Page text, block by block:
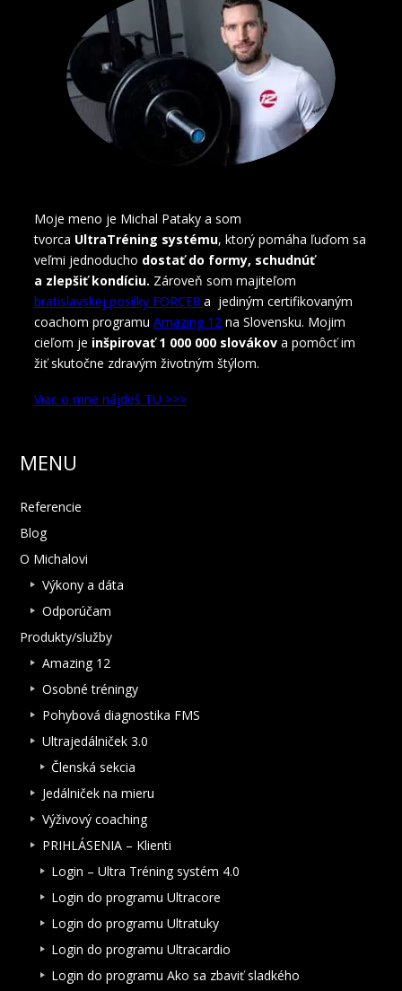
Moje meno je Michal Pataky a som
tvorca UltraTréning systému, ktorý pomáha ľuďom sa
veľmi jednoducho dostať do formy, schudnúť
a zlepšiť kondíciu. Zároveň som majiteľom
bratislavskej posilky FORCE8 a jediným certifikovaným
coachom programu Amazing 12na Slovensku. Mojim
cieľom je inšpirovať 1 000 000 slovákova pomôcť im
žiť skutočne zdravým životným štýlom.
Viac o mne nájdeš TU >>>
MENU
Referencie
Blog
O Michalovi
Výkony a dáta
Odporúčam
Produkty/služby
Amazing 12
Osobné tréningy
Pohybová diagnostika FMS
Ultrajedálniček 3.0
Členská sekcia
Jedálniček na mieru
Výživový coaching
PRIHLÁSENIA – Klienti
Login – Ultra Tréning systém 4.0
Login do programu Ultracore
Login do programu Ultratuky
Login do programu Ultracardio
Login do programu Ako sa zbaviť sladkého